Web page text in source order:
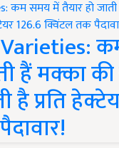
Varieties:
हैं मक्का
है प्रति